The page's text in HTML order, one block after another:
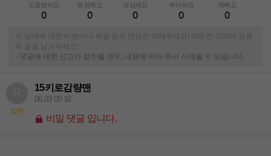
도움됐어요
0
응원해요
0
궁금해요
0
부러워요
0
예뻐요
0
※ 상대에 대한 비방이나 욕설 등의 댓글은 피해주세요! 따뜻한 격려와 응원
의 글을 남겨주세요~
-
댓글에 대한 신고가 접수될 경우, 내용에 따라 즉시 삭제될 수 있습니다.
입문
15키로감량맨
06.03 00:16
비밀 댓글 입니다.